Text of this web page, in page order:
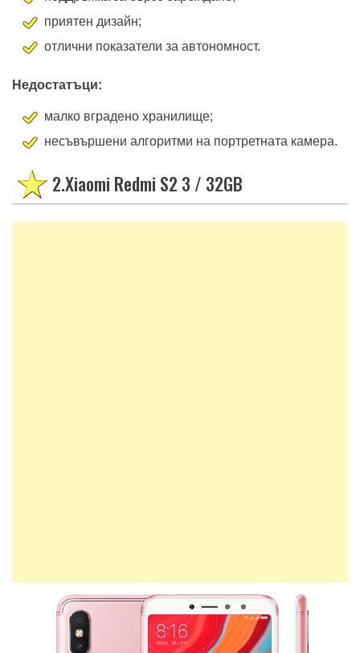
приятен дизайн;
отлични показатели за автономност.
Недостатъци:
малко вградено хранилище;
несъвършени алгоритми на портретната камера.
2.Xiaomi Redmi S2 3 / 32GB